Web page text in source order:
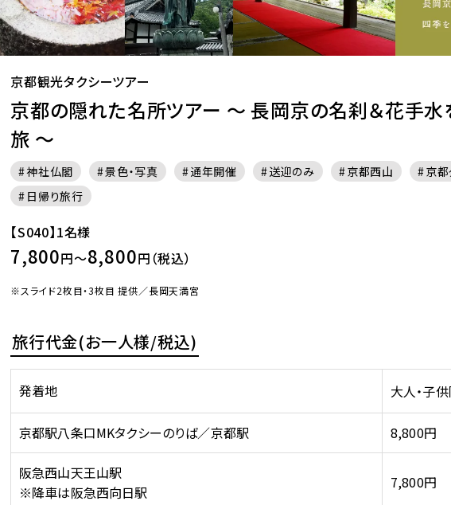
京都観光タクシーツアー
京都の隠れた名所ツアー ～ 長岡京の名刹＆花手水
旅 ～
神社仏閣 景色・写真 通年開催 送迎のみ 京都西山
京
日帰り旅行
【S040】1名様
7,800円～8,800円（税込）
※スライド2枚目・3枚目 提供／長岡天満宮
旅行代金(お一人様/税込)
発着地 大人・子
京都駅八条口MKタクシーのりば／京都駅 8,800円
阪急西山天王山駅
※降車は阪急西向日駅
7,800円